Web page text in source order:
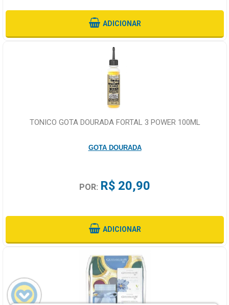
ADICIONAR
TONICO GOTA DOURADA FORTAL 3 POWER 100ML
GOTA DOURADA
POR: R$ 20,90
ADICIONAR